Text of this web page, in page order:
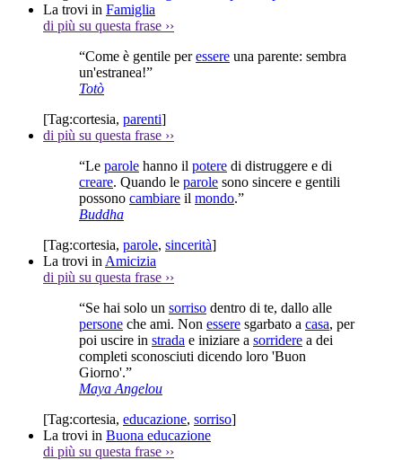
La trovi in Famiglia
di più su questa frase ››
“Come è gentile peressere una parente: sembra
un'estranea!”
Totò
[Tag:cortesia, parenti]
di più su questa frase ››
“Le parole hanno il potere di distruggere e di
creare. Quando le parole sono sincere e gentili
possono cambiare il mondo.”
Buddha
[Tag:cortesia, parole, sincerità]
La trovi in Amicizia
di più su questa frase ››
“Se hai solo un sorriso dentro di te, dallo alle
persone che ami. Non essere sgarbato a casa, per
poi uscire in strada e iniziare a sorridere a dei
completi sconosciuti dicendo loro 'Buon
Giorno'.”
Maya Angelou
[Tag:cortesia, educazione, sorriso]
La trovi in Buona educazione
di più su questa frase ››